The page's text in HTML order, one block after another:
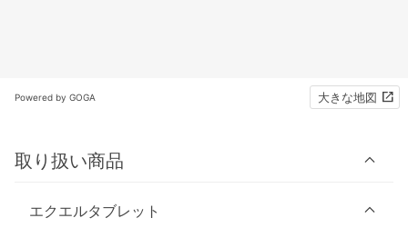
Powered by GOGA 大きな地図
取り扱い商品
エクエルタブレット